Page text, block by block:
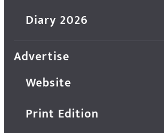
Diary 2026
Advertise
Website
Print Edition